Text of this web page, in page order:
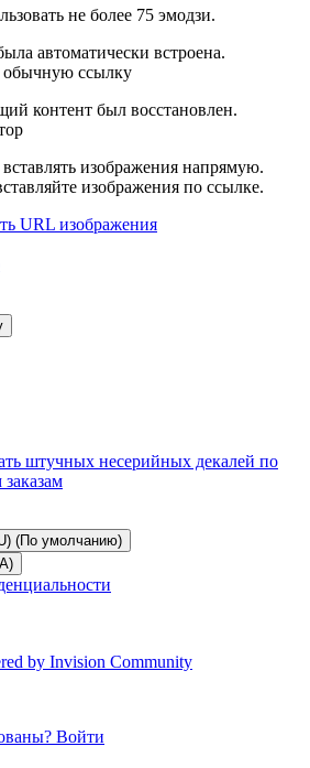
не более 75 эмодзи.
автоматически встроена.
обычную ссылку
контент был восстановлен.
изображения напрямую.
изображения по ссылке.
URL изображения
штучных несерийных декалей по
(По умолчанию)
by Invision Community
Войти